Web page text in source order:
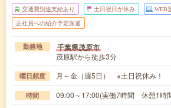
交通費別途支給あり 土日祝日が休み WEB
正社員への紹介予定派遣
勤務地 千葉県茂原市
茂原駅から徒歩3分
曜日頻度 月～金（週5日） ※土日祝休み！
時間 09:00～17:00(実働7時間 休憩1時